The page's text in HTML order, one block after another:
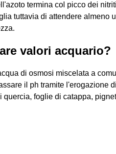
termina col picco dei
tuttavia di attendere almeno
valori acquario?
di osmosi miscelata a
il ph tramite l'erogazione
quercia, foglie di catappa,